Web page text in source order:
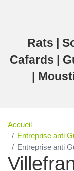
Rats |
Cafards |
|
Accueil
Entreprise anti
Entreprise anti